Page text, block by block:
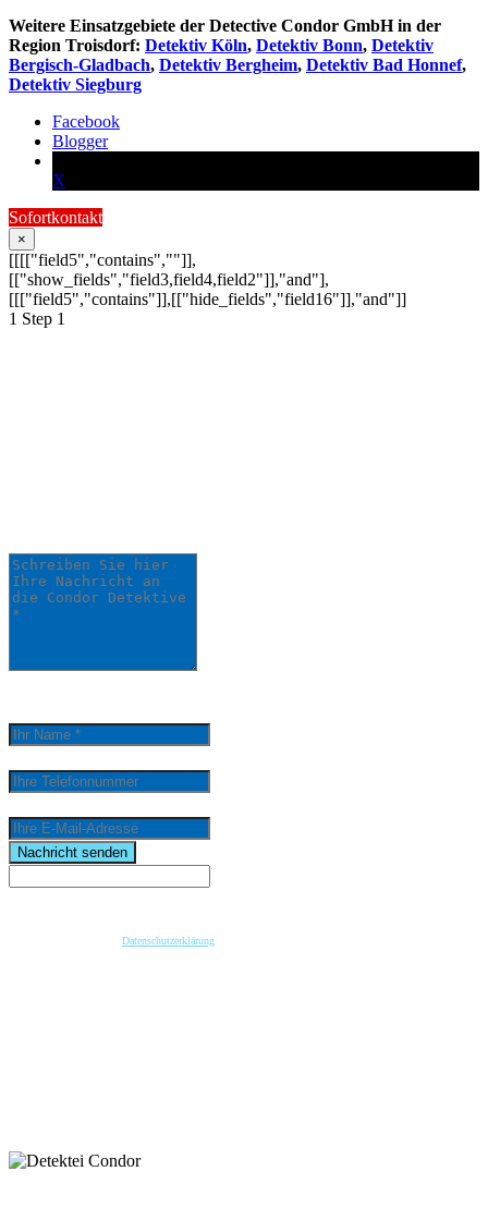
Weitere Einsatzgebiete der Detective Condor GmbH in der
Region Troisdorf: Detektiv Köln, Detektiv Bonn, Detektiv
Bergisch-Gladbach, Detektiv Bergheim, Detektiv Bad Honnef,
Detektiv Siegburg
Facebook
Blogger
X
Sofortkontakt
×
[[[["field5","contains",""]],
[["show_fields","field3,field4,field2"]],"and"],
[[["field5","contains"]],[["hide_fields","field16"]],"and"]]
1 Step 1
Nachricht senden
Datenschutzerklärung